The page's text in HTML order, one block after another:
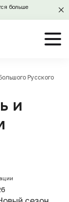
больше
Русского
и